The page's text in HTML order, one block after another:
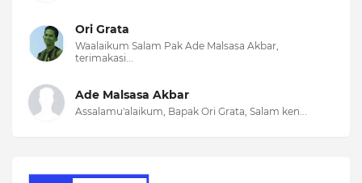
Ori Grata
Waalaikum Salam Pak Ade Malsasa Akbar,
terimakasi...
Ade Malsasa Akbar
Assalamu'alaikum, Bapak Ori Grata, Salam ken...